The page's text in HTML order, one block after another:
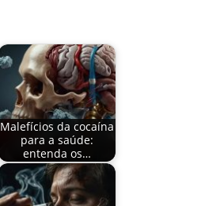
Malefícios da cocaína
para a saúde:
entenda os…